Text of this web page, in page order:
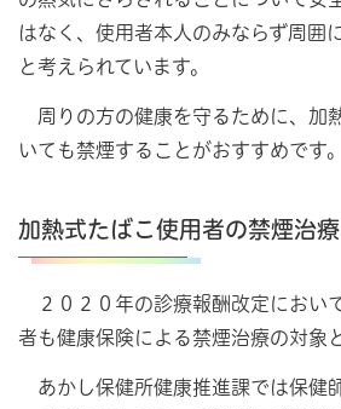
はなく、使用者本人のみならず周囲
と考えられています。
周りの方の健康を守るために、加
いても禁煙することがおすすめです。
加熱式たばこ使用者の禁煙治
２０２０年の診療報酬改定におい
者も健康保険による禁煙治療の対象
あかし保健所健康推進課では保健